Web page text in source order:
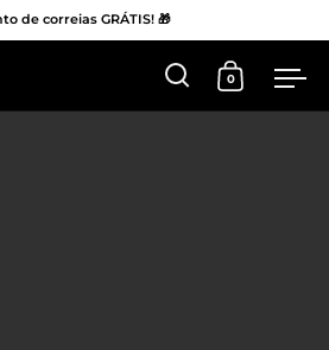
de correias GRÁTIS! 🎁
Abrir Abrir
0